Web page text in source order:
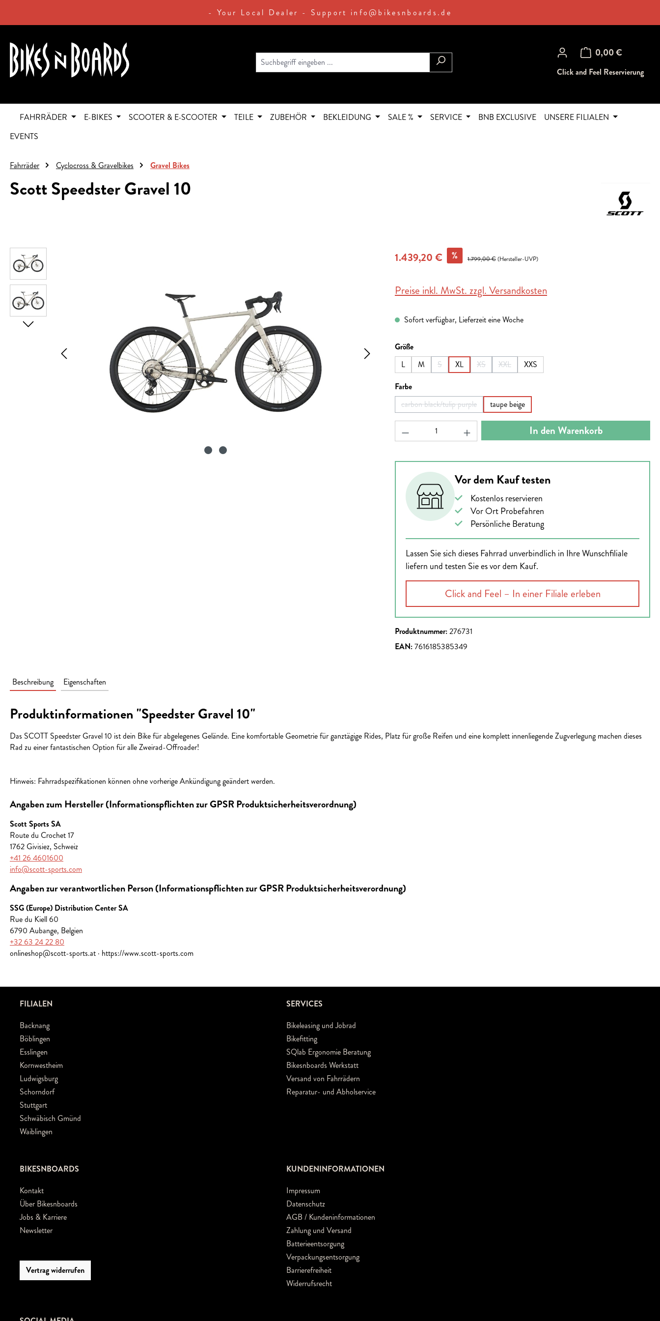
- Your Local Dealer - Support info@bikesnboards.de
0,00 €
Warenkorb enthält 0
Click and Feel Reservierung
FAHRRÄDER E-BIKES SCOOTER & E-SCOOTER TEILE ZUBEHÖR BEKLEIDUNG SALE % SERVICE BNB EXCLUSIVE
UNSERE FILIALEN
EVENTS
Fahrräder Cyclocross & Gravelbikes Gravel Bikes
Scott Speedster Gravel 10
Bildergalerie überspringen 1.439,20 € % 1.799,00 €(Hersteller-UVP)
Preise inkl. MwSt. zzgl. Versandkosten
Sofort verfügbar, Lieferzeit eine Woche
Größeauswählen
L
M S
(Diese Option ist zurzeit nicht verfügbar.)
XL XS
(Diese Option ist zurzeit nicht verfügbar.)
XXL
(Diese Option ist zurzeit nicht verfügbar.)
XXS
Farbeauswählen
carbon black/tulip purple
(Diese Option ist zurzeit nicht verfügbar.)
taupe beige
Produkt Anzahl: Gib den gewünschten Wert ein oder
In den Warenkorb
Vor dem Kauf testen
Kostenlos reservieren
Vor Ort Probefahren
Persönliche Beratung
Lassen Sie sich dieses Fahrrad unverbindlich in Ihre Wunschfiliale
liefern und testen Sie es vor dem Kauf.
Click and Feel – In einer Filiale erleben
Produktnummer:276731
EAN:7616185385349
Beschreibung Eigenschaften
Produktinformationen "Speedster Gravel 10"
Das SCOTT Speedster Gravel 10 ist dein Bike für abgelegenes Gelände. Eine komfortable Geometrie für ganztägige Rides, Platz für große Reifen und eine komplett innenliegende Zugverlegung machen dieses
Rad zu einer fantastischen Option für alle Zweirad-Offroader!
Hinweis: Fahrradspezifikationen können ohne vorherige Ankündigung geändert werden.
Angaben zum Hersteller (Informationspflichten zur GPSR Produktsicherheitsverordnung)
Scott Sports SA
Route du Crochet 17
1762 Givisiez, Schweiz
+41 26 4601600
info@scott-sports.com
Angaben zur verantwortlichen Person (Informationspflichten zur GPSR Produktsicherheitsverordnung)
SSG (Europe) Distribution Center SA
Rue du Kiell 60
6790 Aubange, Belgien
+32 63 24 22 80
onlineshop@scott-sports.at · https://www.scott-sports.com
FILIALEN
Backnang
Böblingen
Esslingen
Kornwestheim
Ludwigsburg
Schorndorf
Stuttgart
Schwäbisch Gmünd
Waiblingen
SERVICES
Bikeleasing und Jobrad
Bikefitting
SQlab Ergonomie Beratung
Bikesnboards Werkstatt
Versand von Fahrrädern
Reparatur- und Abholservice
BIKESNBOARDS
Kontakt
Über Bikesnboards
Jobs & Karriere
Newsletter
Vertrag widerrufen
KUNDENINFORMATIONEN
Impressum
Datenschutz
AGB / Kundeninformationen
Zahlung und Versand
Batterieentsorgung
Verpackungsentsorgung
Barrierefreiheit
Widerrufsrecht